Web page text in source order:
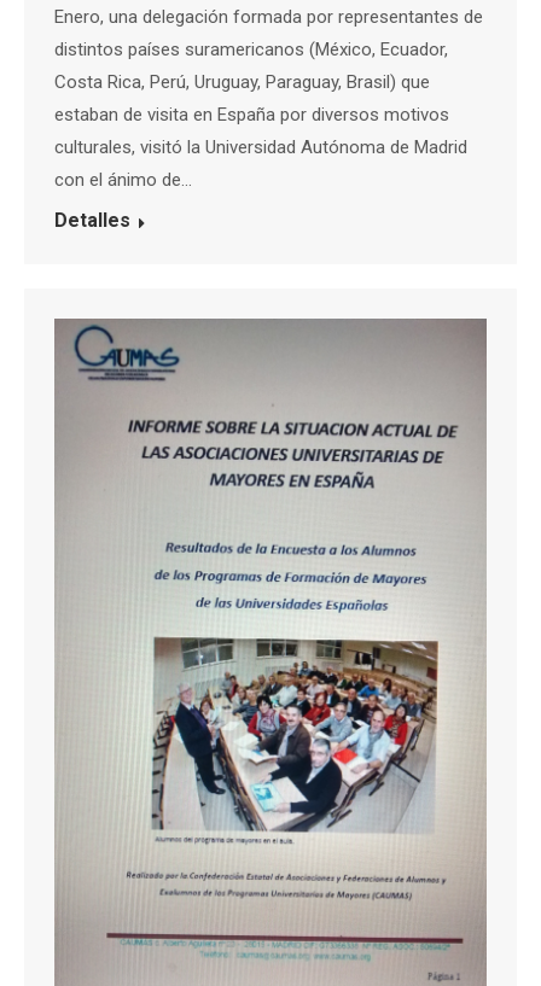
Enero, una delegación formada por representantes de
distintos países suramericanos (México, Ecuador,
Costa Rica, Perú, Uruguay, Paraguay, Brasil) que
estaban de visita en España por diversos motivos
culturales, visitó la Universidad Autónoma de Madrid
con el ánimo de…
Detalles